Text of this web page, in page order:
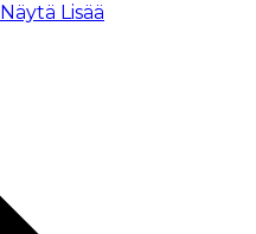
Näytä Lisää